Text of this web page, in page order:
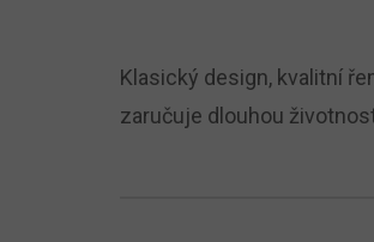
Klasický design, kvalitní
zaručuje dlouhou